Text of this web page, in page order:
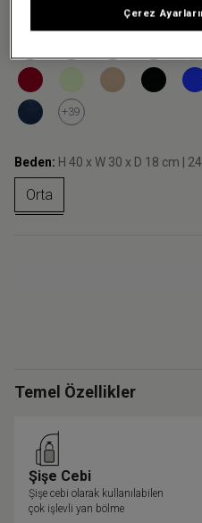
Gremlins Poster
+39
Beden: H 40 x W 30 x D 18 cm | 24
Orta
Temel Özellikler
Şişe Cebi
Şişe cebi olarak kullanılabilen
çok işlevli yan bölme
Çerez